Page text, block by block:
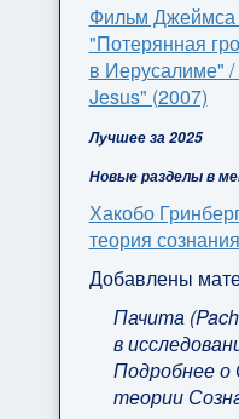
Фильм Джеймса
"Потерянная
в Иерусалиме" /
Jesus" (2007)
Лучшее за 2025
Новые разделы в
Хакобо
теория сознания
Добавлены
Пачита
в
Подробнее о
теории